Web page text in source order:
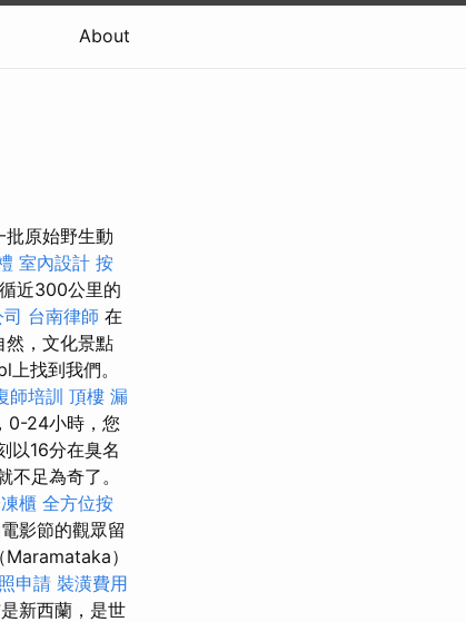
About
原始野生動
室內設計 按
近300公里的
台南律師 在
然，文化景點
找到我們。
師培訓 頂樓 漏
0-24小時，您
以16分在臭名
足為奇了。
櫃 全方位按
影節的觀眾留
）
申請 裝潢費用
新西蘭，是世